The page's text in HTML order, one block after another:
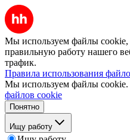
Мы используем файлы cookie,
правильную работу нашего
трафик.
Правила использования
Мы используем файлы cookie.
файлов cookie
Понятно
Ищу работу